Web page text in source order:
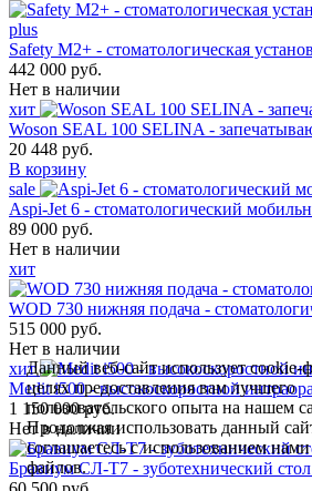
Safety M2+ - стоматологическая
442 000 руб.
Нет в наличии
хит
Woson SEAL 100 SELINA -
20 448 руб.
В корзину
sale
Aspi-Jet 6 - стоматологический
89 000 руб.
Нет в наличии
хит
WOD 730 нижняя подача -
515 000 руб.
Нет в наличии
хит
Medit i500 - высокоскоростной
1 150 000 руб.
Нет в наличии
Бравиум СЛ-Т7 - зуботехнический
Данный веб-сайт использует cookie-
целях предоставления вам лучшего
пользовательского опыта на нашем
Продолжая использовать данный
соглашаетесь с использованием
файлов.